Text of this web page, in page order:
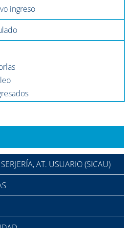
ingreso
AT. USUARIO (SICAU)